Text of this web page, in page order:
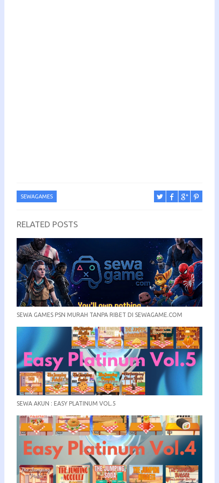
SEWAGAMES
RELATED POSTS
SEWA GAMES PSN MURAH TANPA RIBET DI SEWAGAME.COM
SEWA AKUN : EASY PLATINUM VOL.5